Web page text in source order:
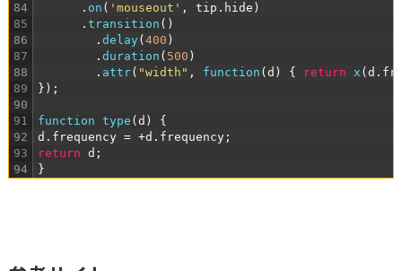
84
85
86
87
88
89
90
91
92
93
94
. on ( 'mouseout' , tip . hide )
. transition ( )
. delay ( 400 )
. duration ( 500 )
. attr( "width" , function ( d ) { return x ( d .
} ) ;
function type ( d )
{
d . frequency = +d . frequency;
return d ;
}